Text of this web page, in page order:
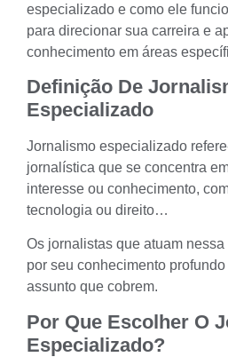
especializado e como ele
para direcionar sua carreira e
conhecimento em áreas
Definição De
Especializado
Jornalismo especializado
jornalística que se concentra
interesse ou conhecimento,
tecnologia ou direito…
Os jornalistas que atuam
por seu conhecimento
assunto que cobrem.
Por Que Escolher O
Especializado?